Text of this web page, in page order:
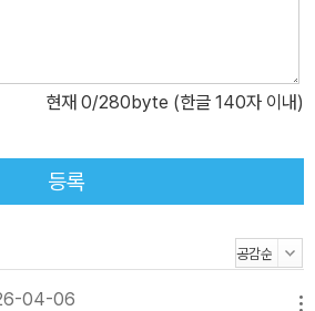
을 깊이 있게 읽으면 좋겠다. 6장은 능원
의 건축사 연구 70여 년 역정을 살펴볼 수
다. 수천 년 동안의 창조와 융합을 거쳐, 평
院落式 배치에 목조 가옥 위주의 독특한
었다. 이 건축 체계는 근대까지 계속 사용
미쳤다. 이는 지속 시간이 가장 길며 끊긴
안정적이며 전파 범위가 매우 광범한, 매
의 역사를 살펴보
현재 0/280byte (한글 140자 이내)
등록
04-06